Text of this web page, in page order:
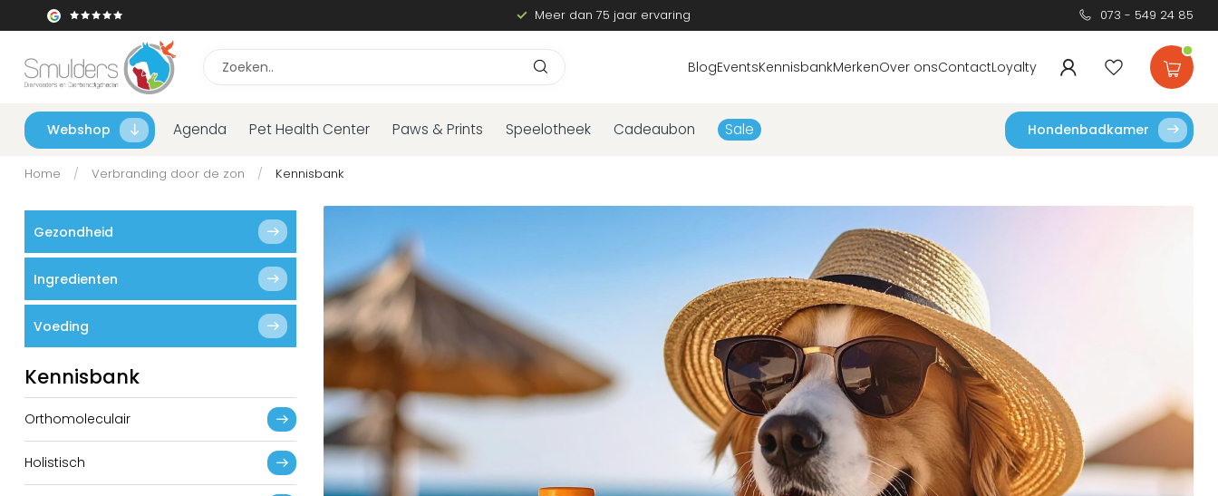
Meer dan 75 jaar ervaring 073 - 549 24 85
BlogEventsKennisbankMerkenOver onsContactLoyalty
Webshop Agenda Pet Health Center Paws & Prints Speelotheek Cadeaubon Sale Hondenbadkamer
Home / Verbranding door de zon / Kennisbank
Gezondheid
Ingredienten
Voeding
Kennisbank
Orthomoleculair
Holistisch